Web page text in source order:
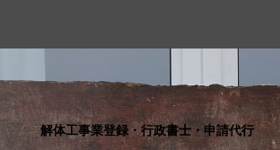
解体工事業登録・行政書士・申請代行